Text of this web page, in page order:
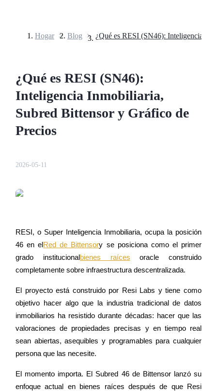
Futuros que utilizan USDT como garantía
Futuros COIN-M
TradFi
Derivados de acciones, divisas, metales preciosos y materias
primas
Hogar > Blog >
¿Qué es RESI (SN46):
Inteligencia Inmobiliaria,
Subred Bittensor y Gráfico de
Precios
2026-05-11
RESI, o Super Inteligencia Inmobiliaria, ocupa la posición
46 en elRed de Bittensory se posiciona como el primer
grado institucionalbienes raíces oracle construido
completamente sobre infraestructura descentralizada.
El proyecto está construido por Resi Labs y tiene como
objetivo hacer algo que la industria tradicional de datos
inmobiliarios ha resistido durante décadas: hacer que las
valoraciones de propiedades precisas y en tiempo real
sean abiertas, asequibles y programables para cualquier
persona que las necesite.
El momento importa. El Subred 46 de Bittensor lanzó su
enfoque actual en bienes raíces después de que Resi